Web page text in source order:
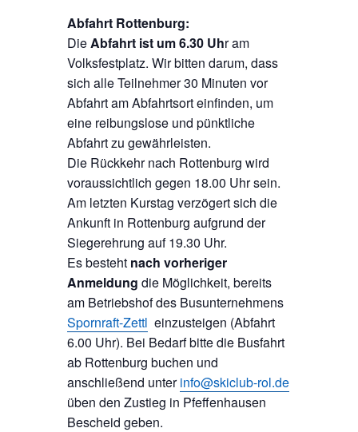
Abfahrt Rottenburg:
DieAbfahrt ist um 6.30 Uhr am
Volksfestplatz. Wir bitten darum, dass
sich alle Teilnehmer 30 Minuten vor
Abfahrt am Abfahrtsort einfinden, um
eine reibungslose und pünktliche
Abfahrt zu gewährleisten.
Die Rückkehr nach Rottenburg wird
voraussichtlich gegen 18.00 Uhr sein.
Am letzten Kurstag verzögert sich die
Ankunft in Rottenburg aufgrund der
Siegerehrung auf 19.30 Uhr.
Es besteht nach vorheriger
Anmeldung die Möglichkeit, bereits
am Betriebshof des Busunternehmens
Spornraft-Zettl einzusteigen (Abfahrt
6.00 Uhr). Bei Bedarf bitte die Busfahrt
ab Rottenburg buchen und
anschließend unterinfo@skiclub-rol.de
üben den Zustieg in Pfeffenhausen
Bescheid geben.